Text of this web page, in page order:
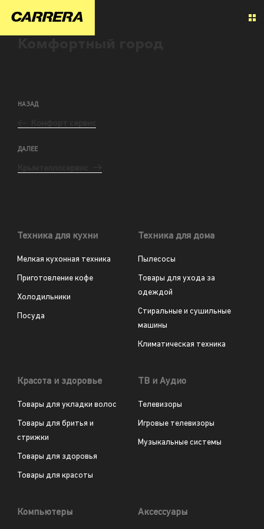
НАЗАД
ДАЛЕЕ
Техника для кухни
Мелкая кухонная техника
Приготовление кофе
Холодильники
Посуда
Техника для дома
Пылесосы
Товары для ухода за
одеждой
Стиральные и сушильные
машины
Климатическая техника
Красота и здоровье
Товары для укладки волос
Товары для бритья и
стрижки
Товары для здоровья
Товары для красоты
ТВ и Аудио
Телевизоры
Игровые телевизоры
Музыкальные системы
Компьютеры Аксессуары